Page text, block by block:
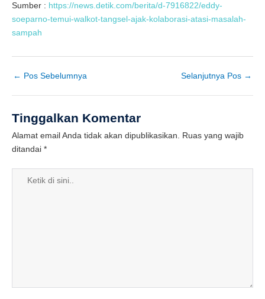
Sumber : https://news.detik.com/berita/d-7916822/eddy-
soeparno-temui-walkot-tangsel-ajak-kolaborasi-atasi-masalah-
sampah
← Pos Sebelumnya Selanjutnya Pos →
Tinggalkan Komentar
Alamat email Anda tidak akan dipublikasikan.
Ruas yang wajib
ditandai *
Ketik